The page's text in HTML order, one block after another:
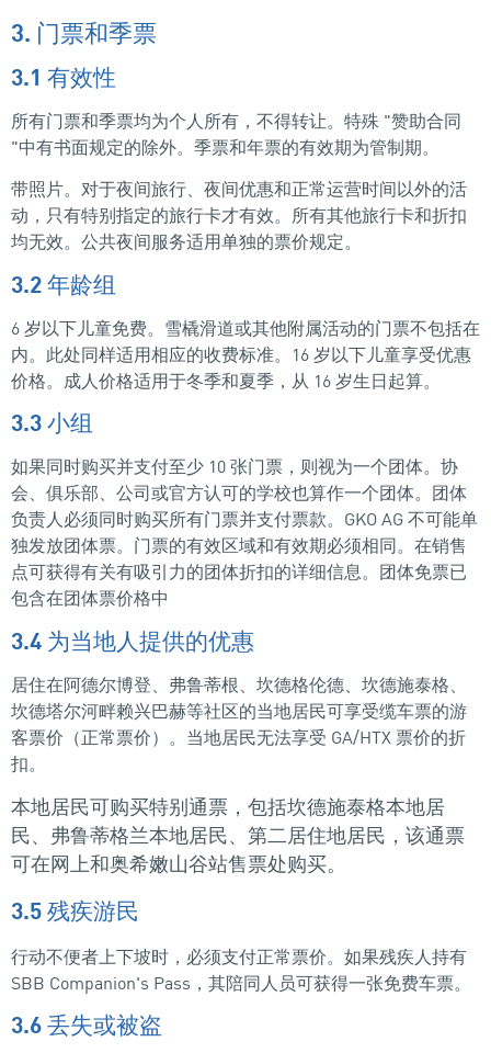
3. 门票和季票
3.1 有效性
所有门票和季票均为个人所有，不得转让。特殊 "赞助合同
"中有书面规定的除外。季票和年票的有效期为管制期。
带照片。对于夜间旅行、夜间优惠和正常运营时间以外的活
动，只有特别指定的旅行卡才有效。所有其他旅行卡和折扣
均无效。公共夜间服务适用单独的票价规定。
3.2 年龄组
6 岁以下儿童免费。雪橇滑道或其他附属活动的门票不包括在
内。此处同样适用相应的收费标准。16 岁以下儿童享受优惠
价格。成人价格适用于冬季和夏季，从 16 岁生日起算。
3.3 小组
如果同时购买并支付至少 10 张门票，则视为一个团体。协
会、俱乐部、公司或官方认可的学校也算作一个团体。团体
负责人必须同时购买所有门票并支付票款。GKO AG 不可能单
独发放团体票。门票的有效区域和有效期必须相同。在销售
点可获得有关有吸引力的团体折扣的详细信息。团体免票已
包含在团体票价格中
3.4 为当地人提供的优惠
居住在阿德尔博登、弗鲁蒂根、坎德格伦德、坎德施泰格、
坎德塔尔河畔赖兴巴赫等社区的当地居民可享受缆车票的游
客票价（正常票价）。当地居民无法享受 GA/HTX 票价的折
扣。
本地居民可购买特别通票，包括坎德施泰格本地居
民、弗鲁蒂格兰本地居民、第二居住地居民，该通票
可在网上和奥希嫩山谷站售票处购买。
3.5 残疾游民
行动不便者上下坡时，必须支付正常票价。如果残疾人持有
SBB Companion's Pass，其陪同人员可获得一张免费车票。
3.6 丢失或被盗